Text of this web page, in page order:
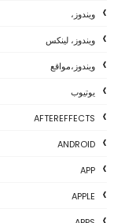
ويندوز،
ويندوز، لينكس
ويندوز،مواقع
يوتيوب
AFTEREFFECTS
ANDROID
APP
APPLE